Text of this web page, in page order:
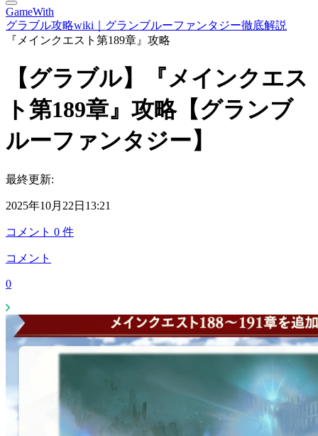
GameWith
グラブル攻略wiki｜グランブルーファンタジー徹底解説
『メインクエスト第189章』攻略
【グラブル】『メインクエス
ト第189章』攻略【グランブ
ルーファンタジー】
最終更新:
2025年10月22日13:21
コメント 0 件
コメント
0